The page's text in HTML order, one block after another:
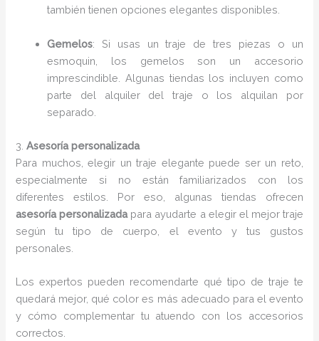
también tienen opciones elegantes disponibles.
Gemelos: Si usas un traje de tres piezas o un
esmoquin, los gemelos son un accesorio
imprescindible. Algunas tiendas los incluyen como
parte del alquiler del traje o los alquilan por
separado.
3.Asesoría personalizada
Para muchos, elegir un traje elegante puede ser un reto,
especialmente si no están familiarizados con los
diferentes estilos. Por eso, algunas tiendas ofrecen
asesoría personalizadapara ayudarte a elegir el mejor traje
según tu tipo de cuerpo, el evento y tus gustos
personales.
Los expertos pueden recomendarte qué tipo de traje te
quedará mejor, qué color es más adecuado para el evento
y cómo complementar tu atuendo con los accesorios
correctos.